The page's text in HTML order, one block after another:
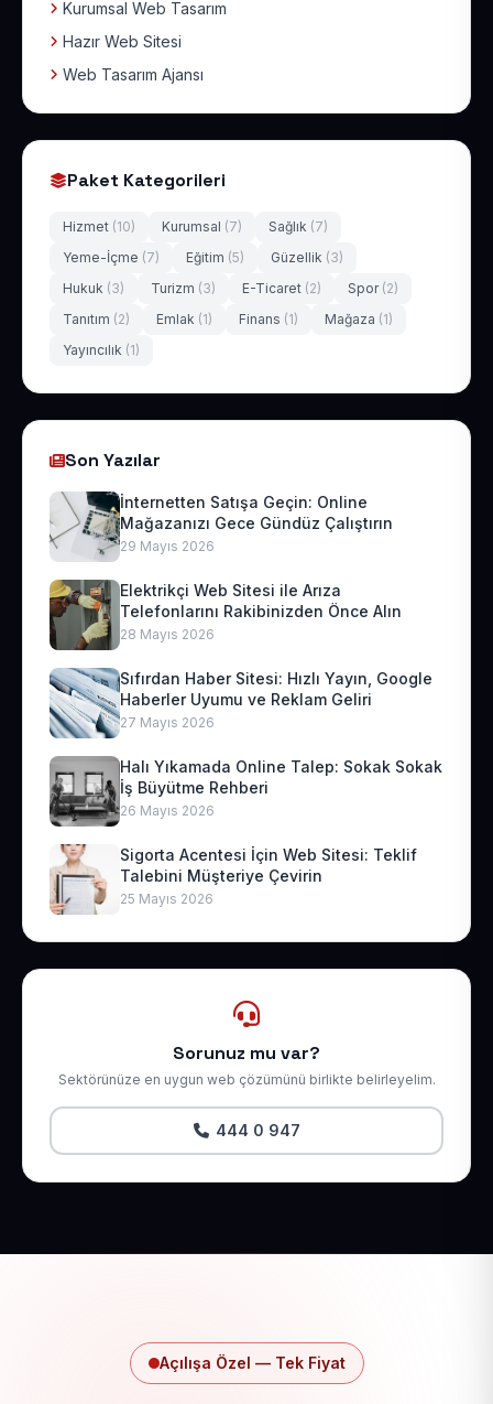
Kurumsal Web Tasarım
Hazır Web Sitesi
Web Tasarım Ajansı
Paket Kategorileri
Hizmet (10) Kurumsal (7) Sağlık (7)
Yeme-İçme (7) Eğitim (5) Güzellik (3)
Hukuk (3) Turizm (3) E-Ticaret (2) Spor (2)
Tanıtım (2) Emlak (1) Finans (1) Mağaza (1)
Yayıncılık (1)
Son Yazılar
İnternetten Satışa Geçin: Online
Mağazanızı Gece Gündüz Çalıştırın
29 Mayıs 2026
Elektrikçi Web Sitesi ile Arıza
Telefonlarını Rakibinizden Önce Alın
28 Mayıs 2026
Sıfırdan Haber Sitesi: Hızlı Yayın, Google
Haberler Uyumu ve Reklam Geliri
27 Mayıs 2026
Halı Yıkamada Online Talep: Sokak Sokak
İş Büyütme Rehberi
26 Mayıs 2026
Sigorta Acentesi İçin Web Sitesi: Teklif
Talebini Müşteriye Çevirin
25 Mayıs 2026
Sorunuz mu var?
Sektörünüze en uygun web çözümünü birlikte belirleyelim.
444 0 947
Açılışa Özel — Tek Fiyat